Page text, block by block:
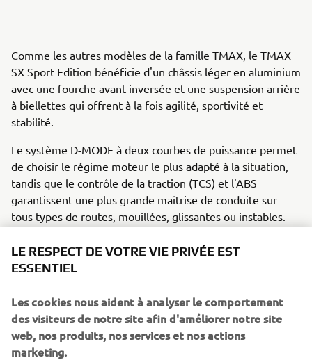
Comme les autres modèles de la famille TMAX, le TMAX
SX Sport Edition bénéficie d'un châssis léger en aluminium
avec une fourche avant inversée et une suspension arrière
à biellettes qui offrent à la fois agilité, sportivité et
stabilité.
Le système D-MODE à deux courbes de puissance permet
de choisir le régime moteur le plus adapté à la situation,
tandis que le contrôle de la traction (TCS) et l'ABS
garantissent une plus grande maîtrise de conduite sur
tous types de routes, mouillées, glissantes ou instables.
Le tableau de bord TFT dispose d'un écran TFT
monochrome de haute qualité affichant des informations
carburant et plus encore. Le contacteur « Smart Key » sans
clé procure un sentiment de sécurité grâce à
l'antidémarrage. Le verrouillage de la béquille centrale est
un autre moyen de lutte contre le vol.
LE RESPECT DE VOTRE VIE PRIVÉE EST
ESSENTIEL
Les cookies nous aident à analyser le comportement
des visiteurs de notre site afin d'améliorer notre site
web, nos produits, nos services et nos actions
marketing.